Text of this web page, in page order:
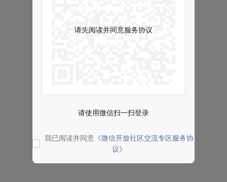
请先阅读并同意服务协议
请使用微信扫一扫登录
我已阅读并同意 《微信开放社区交流专区服务协
议》